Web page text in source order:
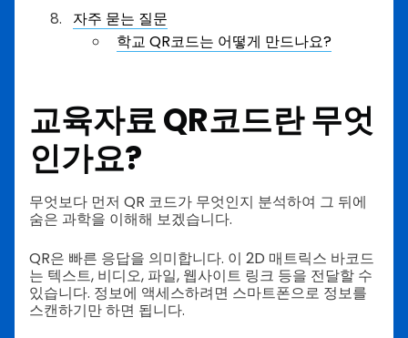
자주 묻는 질문
학교 QR코드는 어떻게 만드나요?
교육자료 QR코드란 무엇
인가요?
무엇보다 먼저 QR 코드가 무엇인지 분석하여 그 뒤에
숨은 과학을 이해해 보겠습니다.
QR은 빠른 응답을 의미합니다. 이 2D 매트릭스 바코드
는 텍스트, 비디오, 파일, 웹사이트 링크 등을 전달할 수
있습니다. 정보에 액세스하려면 스마트폰으로 정보를
스캔하기만 하면 됩니다.